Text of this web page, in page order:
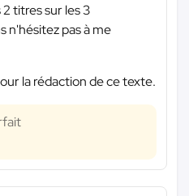
titres sur les 3
n'hésitez pas à me
la rédaction de ce texte.